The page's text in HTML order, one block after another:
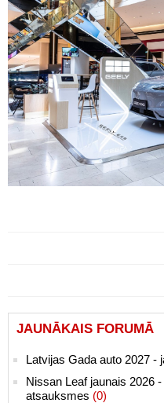
JAUNĀKAIS FORUMĀ
Latvijas Gada auto 2027 -
Nissan Leaf jaunais 2026
atsauksmes (0)